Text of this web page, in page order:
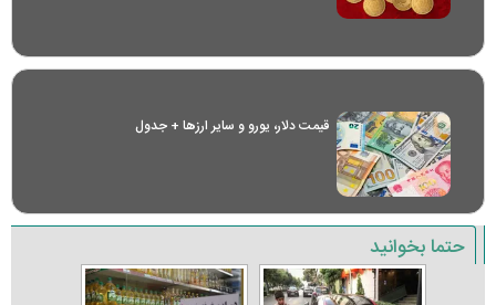
قیمت دلار، یورو و سایر ارز‌ها + جدول
حتما بخوانید